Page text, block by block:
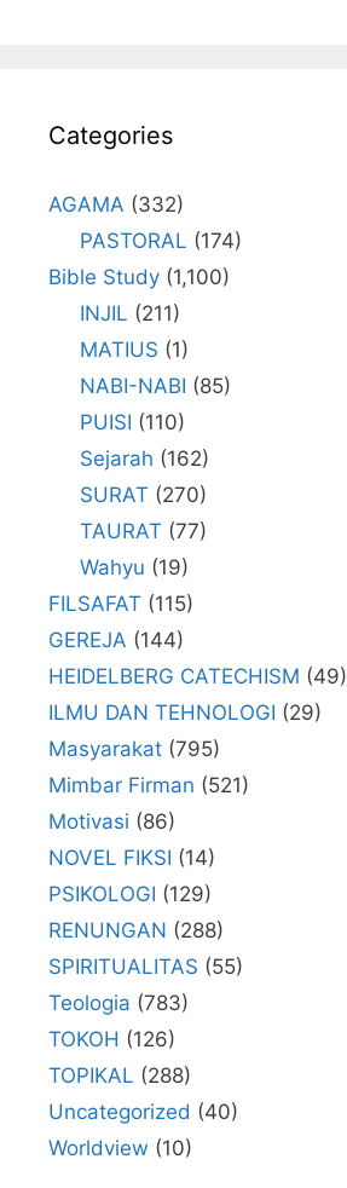
Categories
AGAMA (332)
PASTORAL (174)
Bible Study (1,100)
INJIL (211)
MATIUS (1)
NABI-NABI (85)
PUISI (110)
Sejarah (162)
SURAT (270)
TAURAT (77)
Wahyu (19)
FILSAFAT (115)
GEREJA (144)
HEIDELBERG CATECHISM (49)
ILMU DAN TEHNOLOGI (29)
Masyarakat (795)
Mimbar Firman (521)
Motivasi (86)
NOVEL FIKSI (14)
PSIKOLOGI (129)
RENUNGAN (288)
SPIRITUALITAS (55)
Teologia (783)
TOKOH (126)
TOPIKAL (288)
Uncategorized (40)
Worldview (10)